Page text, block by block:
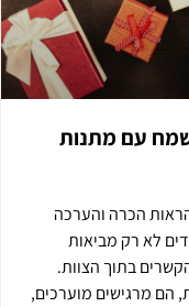
עם מתנות
הכרה והערכה
לא רק מביאות
בתוך הצוות.
הם מרגישים מוערכים,